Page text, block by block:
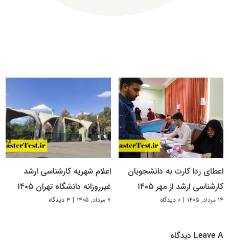
اعطای ردا کارت به دانشجویان
کارشناسی ارشد از مهر ۱۴۰۵
۱۴ مرداد, ۱۴۰۵ | ۰ دیدگاه
اعلام شهریه کارشناسی ارشد
غیرروزانه دانشگاه تهران ۱۴۰۵
۷ مرداد, ۱۴۰۵ | ۳ دیدگاه
Leave A دیدگاه